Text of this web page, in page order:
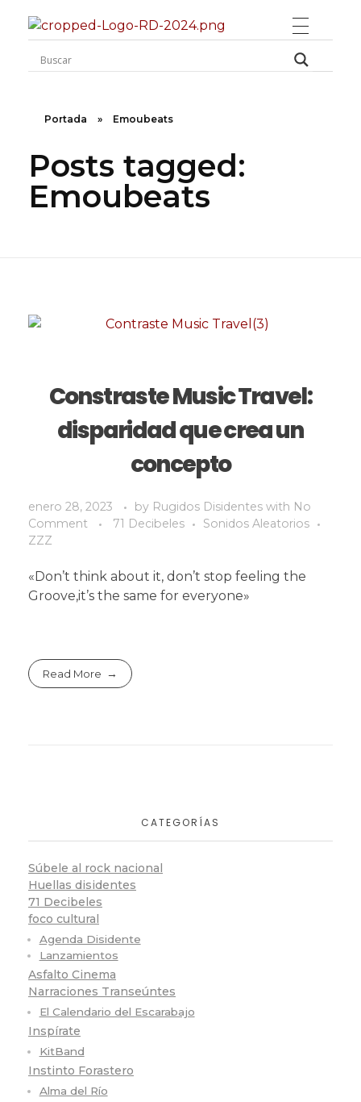
Rugidos Disidentes
Bogotá - Colombia | ISSN 2619-5569
Portada » Emoubeats
Posts tagged:
Emoubeats
Constraste Music Travel:
disparidad que crea un
concepto
enero 28, 2023 by Rugidos Disidentes with No
Comment
71 Decibeles
Sonidos Aleatorios
ZZZ
«Don’t think about it, don’t stop feeling the
Groove,it’s the same for everyone»
Read More
CATEGORÍAS
Súbele al rock nacional
Huellas disidentes
71 Decibeles
foco cultural
Agenda Disidente
Lanzamientos
Asfalto Cinema
Narraciones Transeúntes
El Calendario del Escarabajo
Inspírate
KitBand
Instinto Forastero
Alma del Río